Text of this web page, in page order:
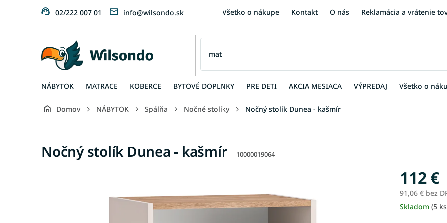
02/222 007 01 info@wilsondo.sk Všetko o nákupe Kontakt O nás Reklamácia a vrátenie
NÁBYTOK MATRACE KOBERCE BYTOVÉ DOPLNKY PRE DETI AKCIA MESIACA VÝPREDAJ Všetko o
Domov NÁBYTOK Spálňa Nočné stolíky Nočný stolík Dunea - kašmír
Nočný stolík Dunea - kašmír 10000019064
112 €
91,06 € bez
Jednotková
Skladom (5